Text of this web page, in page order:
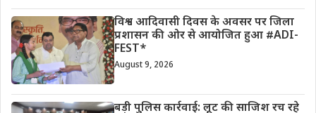
विश्व आदिवासी दिवस के अवसर पर जिला
प्रशासन की ओर से आयोजित हुआ #ADI-
FEST*
August 9, 2026
बड़ी पुलिस कार्रवाई: लूट की साजिश रच रहे